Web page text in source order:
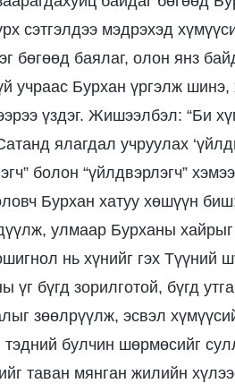
сэтгэлдээ мэдрэхэд
бөгөөд баялаг, олон янз
учраас Бурхан үргэлж
үздэг. Жишээлбэл: “Би
ялагдал учруулах
болон “үйлдвэрлэгч”
Бурхан хатуу хөшүүн
улмаар Бурханы хайрыг
нь хүнийг гэх Түүний
үг бүгд зорилготой, бүгд
зөөлрүүлж, эсвэл
булчин шөрмөсийг
таван мянган жилийн